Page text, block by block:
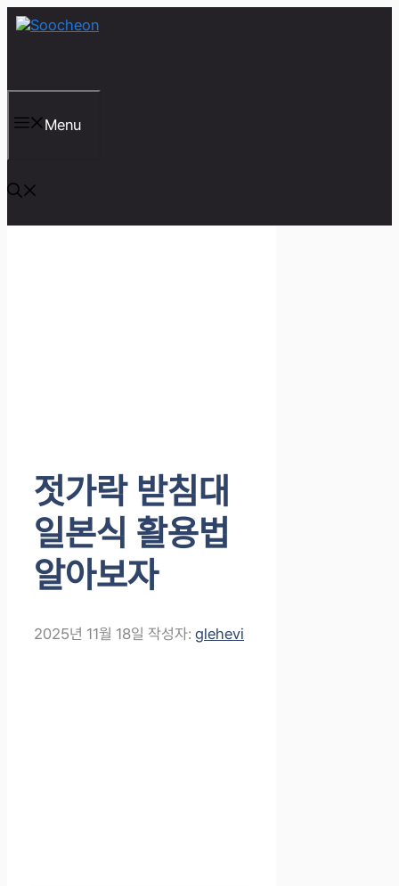
컨
텐
건
뛰
Menu
젓가락 받침대
일본식 활용법
알아보자
2025년 11월 18일 작성자: glehevi